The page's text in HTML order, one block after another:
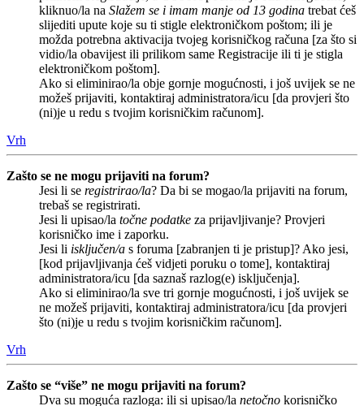
kliknuo/la na Slažem se i imam manje od 13 godina trebat ćeš
slijediti upute koje su ti stigle elektroničkom poštom; ili je
možda potrebna aktivacija tvojeg korisničkog računa [za što si
vidio/la obavijest ili prilikom same Registracije ili ti je stigla
elektroničkom poštom].
Ako si eliminirao/la obje gornje mogućnosti, i još uvijek se ne
možeš prijaviti, kontaktiraj administratora/icu [da provjeri što
(ni)je u redu s tvojim korisničkim računom].
Vrh
Zašto se ne mogu prijaviti na forum?
Jesi li se registrirao/la? Da bi se mogao/la prijaviti na forum,
trebaš se registrirati.
Jesi li upisao/la točne podatke za prijavljivanje? Provjeri
korisničko ime i zaporku.
Jesi li isključen/a s foruma [zabranjen ti je pristup]? Ako jesi,
[kod prijavljivanja ćeš vidjeti poruku o tome], kontaktiraj
administratora/icu [da saznaš razlog(e) isključenja].
Ako si eliminirao/la sve tri gornje mogućnosti, i još uvijek se
ne možeš prijaviti, kontaktiraj administratora/icu [da provjeri
što (ni)je u redu s tvojim korisničkim računom].
Vrh
Zašto se “više” ne mogu prijaviti na forum?
Dva su moguća razloga: ili si upisao/la netočno korisničko